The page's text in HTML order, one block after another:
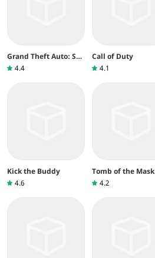
Grand Theft Auto: San
Andreas
4.4
Call of Duty
4.1
Kick the Buddy
4.6
Tomb of the Mask
4.2